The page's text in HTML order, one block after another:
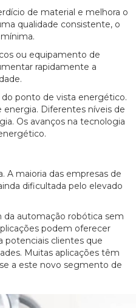
de material e melhora o
qualidade consistente, o
ou equipamento de
rapidamente a
ponto de vista energético.
Diferentes níveis de
Os avanços na tecnologia
A maioria das empresas de
dificultada pelo elevado
da automação robótica sem
podem oferecer
potenciais clientes que
Muitas aplicações têm
a este novo segmento de
27/07/2026